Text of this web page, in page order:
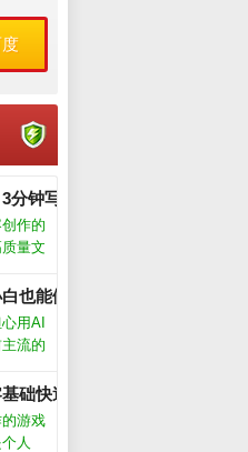
钟写出爆款文章_
作的
量文
的依
非主
最终
也能做原创歌_
用AI
流的
音乐
能个
异很
础快速上手攻略_
游戏
人